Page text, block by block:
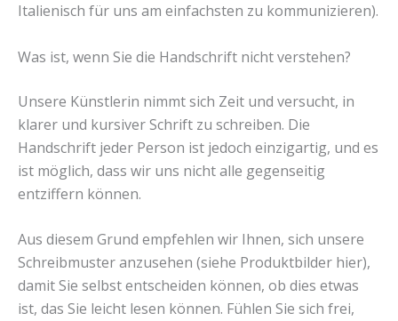
Italienisch für uns am einfachsten zu kommunizieren).
Was ist, wenn Sie die Handschrift nicht verstehen?
Unsere Künstlerin nimmt sich Zeit und versucht, in
klarer und kursiver Schrift zu schreiben. Die
Handschrift jeder Person ist jedoch einzigartig, und es
ist möglich, dass wir uns nicht alle gegenseitig
entziffern können.
Aus diesem Grund empfehlen wir Ihnen, sich unsere
Schreibmuster anzusehen (siehe Produktbilder hier),
damit Sie selbst entscheiden können, ob dies etwas
ist, das Sie leicht lesen können. Fühlen Sie sich frei,